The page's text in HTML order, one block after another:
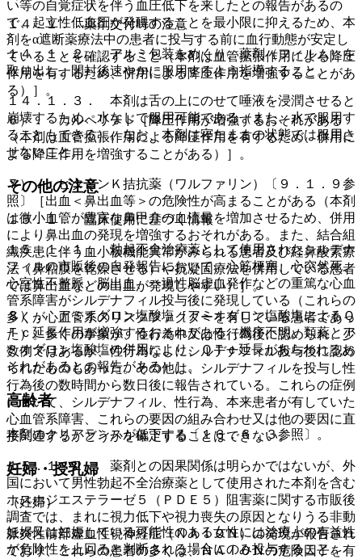
１４．１． 薬剤交付時の注意
１４．１．２． アルミ包装をめくり、薬剤（フィルム）を
取り出し、開封後速やかに服用するよう指導すること。
１４．１．３． 本剤は舌の上にのせて唾液を浸潤させると
崩壊するため、水なしで服用可能である（また、水で服用す
ることもできる）。なお、本剤は寝たままの状態では服用さ
せないこと。
その他の注意
１５．１． 臨床使用に基づく情報
１５．１．１． 勃起不全治療薬として使用されたシルデナ
フィルの市販後の自発報告において、心筋梗塞、心突然死、
心室性不整脈、脳出血、一過性脳虚血発作などの重篤な心血
管系障害がシルデナフィル投与後に発現している（これらの
多くが心血管系のリスクファクターを有している患者であっ
た）。多くの事象が、性行為中又は性行為後に認められ、少
数例ではあるが、性行為なしにシルデナフィル投与後に認め
られたものもあった。その他は、シルデナフィルを投与し性
行為後の数時間から数日後に報告されている。これらの症例
について、シルデナフィル、性行為、本来患者が有していた
心血管系障害、これらの要因の組み合わせ又は他の要因に直
接関連するかどうかを確定することはできない。
１５．１．２． 薬剤との因果関係は明らかではないが、外
国において男性勃起不全治療薬として使用された本剤を含む
ホスホジエステラーゼ５（ＰＤＥ５）阻害薬に関する市販後
調査では、まれに視力低下や視力喪失の原因となりうる非動
脈炎性前部虚血性視神経症（ＮＡＩＯＮ）の発現が報告され
ており、これらの患者の多くは、ＮＡＩＯＮの危険因子を有
い等の自覚症状を伴う血圧低下を来したとの報告があるの
で、起立性低血圧が発現することを最小限に抑えるため、本
剤をα遮断薬療法中の患者に投与する前に血行動態が安定し
ていることを確認すること（本剤は血管拡張作用による降圧
作用を有するため、併用による降圧作用を増強することがあ
る）］。
６）． カルペリチド［降圧作用が増強するおそれがある
（本剤は血管拡張作用による降圧作用を有するため、併用に
よる降圧作用を増強することがある）］。
７）． ビタミンＫ拮抗薬（ワルファリン）〔９．１．９参
照〕［出血＜鼻出血等＞の危険性が高まることがある（本剤
は微小血管が豊富な鼻甲介の血流量を増加させるため、併用
により鼻出血の発現を増強するおそれがある。また、結合組
織疾患に伴う血小板機能異常がみられる患者及び経鼻酸素療
法（鼻粘膜を乾燥させる）や抗凝固療法を併用している患者
では鼻出血などの出血が発現しやすい）］。
８）． アミオダロン塩酸塩［アミオダロン塩酸塩によるＱ
Ｔｃ延長作用が増強するおそれがある（機序不明、類薬とア
ミオダロン塩酸塩の併用により、ＱＴｃ延長があらわれるお
それがあるとの報告がある）］。
高齢者
本剤のクリアランスが低下する〔１６．６．３参照〕。
妊婦・授乳婦
（妊婦）
妊婦又は妊娠している可能性のある女性には治療上の有益性
が危険性を上回ると判断される場合にのみ投与すること。